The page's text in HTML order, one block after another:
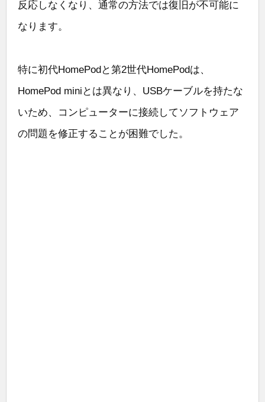
反応しなくなり、通常の方法では復旧が不可能に
なります。
特に初代HomePodと第2世代HomePodは、
HomePod miniとは異なり、USBケーブルを持たな
いため、コンピューターに接続してソフトウェア
の問題を修正することが困難でした。